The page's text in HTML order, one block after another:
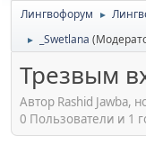
Лингвофорум ►
► _Swetlana
Трезвым
Автор Rashid Jawba,
0 Пользователи и 1